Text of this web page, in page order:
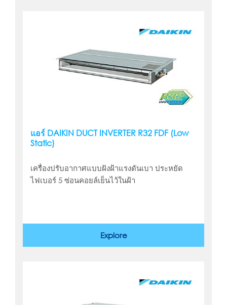
แอร์ DAIKIN DUCT INVERTER R32 FDF (Low
Static)
เครื่องปรับอากาศแบบฝังฝ้าแรงดันเบา ประหยัด
ไฟเบอร์ 5 ซ่อนคอยล์เย็นไว้ในฝ้า
Explore